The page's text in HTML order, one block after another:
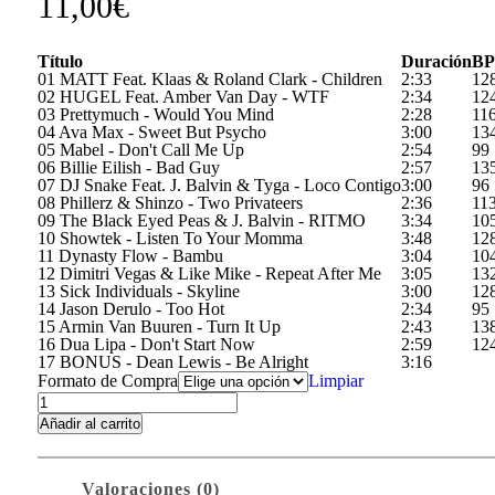
Título Duración
01 MATT Feat. Klaas & Roland Clark - Children
2:33
02 HUGEL Feat. Amber Van Day - WTF
2:34
03 Prettymuch - Would You Mind
2:28
04 Ava Max - Sweet But Psycho
3:00
05 Mabel - Don't Call Me Up
2:54
99
06 Billie Eilish - Bad Guy
2:57
07 DJ Snake Feat. J. Balvin & Tyga - Loco Contigo3:00
96
08 Phillerz & Shinzo - Two Privateers
2:36
09 The Black Eyed Peas & J. Balvin - RITMO
3:34
10 Showtek - Listen To Your Momma
3:48
11 Dynasty Flow - Bambu
3:04
12 Dimitri Vegas & Like Mike - Repeat After Me
3:05
13 Sick Individuals - Skyline
3:00
14 Jason Derulo - Too Hot
2:34
95
15 Armin Van Buuren - Turn It Up
2:43
16 Dua Lipa - Don't Start Now
2:59
17 BONUS - Dean Lewis - Be Alright
3:16
Formato de Compra
Limpiar
Radikal
Aerobike
vol.
46
Añadir al carrito
Valoraciones (0)